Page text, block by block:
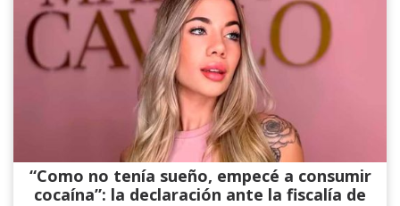
“Como no tenía sueño, empecé a consumir
cocaína”: la declaración ante la fiscalía de